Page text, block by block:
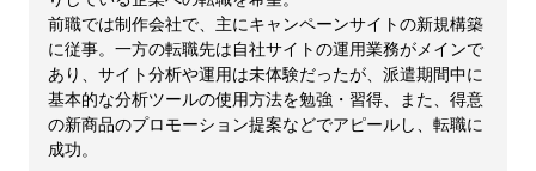
前職では制作会社で、主にキャンペーンサイトの新規構築
に従事。一方の転職先は自社サイトの運用業務がメインで
あり、サイト分析や運用は未体験だったが、派遣期間中に
基本的な分析ツールの使用方法を勉強・習得、また、得意
の新商品のプロモーション提案などでアピールし、転職に
成功。